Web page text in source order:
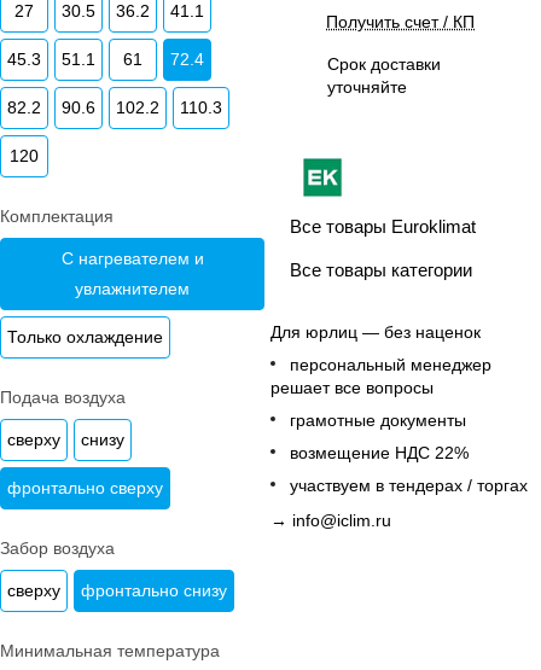
27 30.5 36.2 41.1
45.3 51.1 61 72.4
82.2 90.6 102.2 110.3
120
Комплектация
С нагревателем и
увлажнителем
Только охлаждение
Подача воздуха
сверху снизу
фронтально сверху
Забор воздуха
сверху фронтально снизу
Минимальная температура
Получить счет / КП
Срок доставки
уточняйте
Все товары Euroklimat
Все товары категории
Для юрлиц — без наценок
персональный менеджер
решает все вопросы
грамотные документы
возмещение НДС 22%
участвуем в тендерах / торгах
→ info@iclim.ru